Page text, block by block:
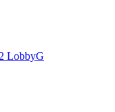
LobbyG